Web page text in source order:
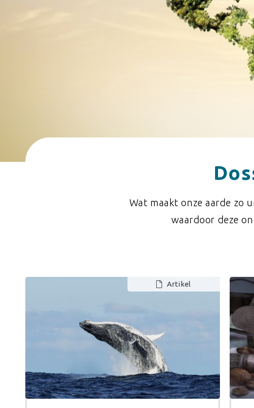
Wat maakt onze aarde zo
waardoor deze
Artikel